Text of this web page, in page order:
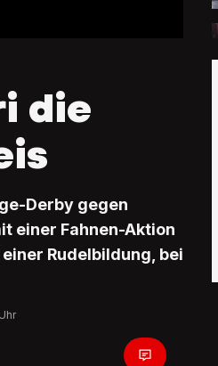
die
Derby gegen
einer Fahnen-Aktion
Rudelbildung, bei